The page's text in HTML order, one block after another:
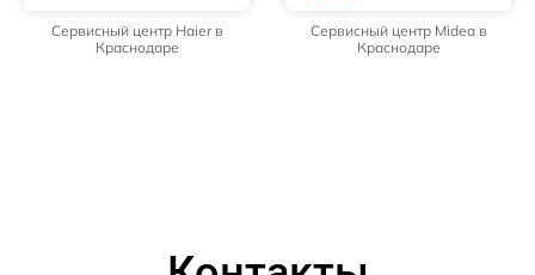
Сервисный центр Haier в
Краснодаре
Сервисный центр Midea в
Краснодаре